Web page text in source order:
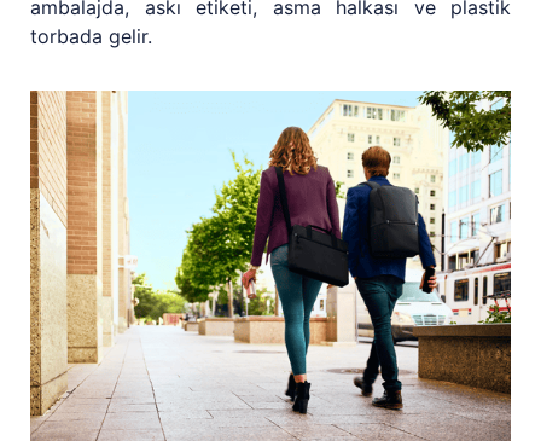
ambalajda, askı etiketi, asma halkası ve plastik
torbada gelir.